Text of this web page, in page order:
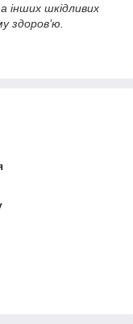
інших шкідливих
здоров’ю.